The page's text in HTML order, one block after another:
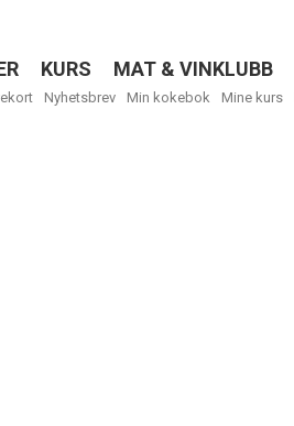
KURS MAT & VINKLUBB
Nyhetsbrev Min kokebok Mine kurs